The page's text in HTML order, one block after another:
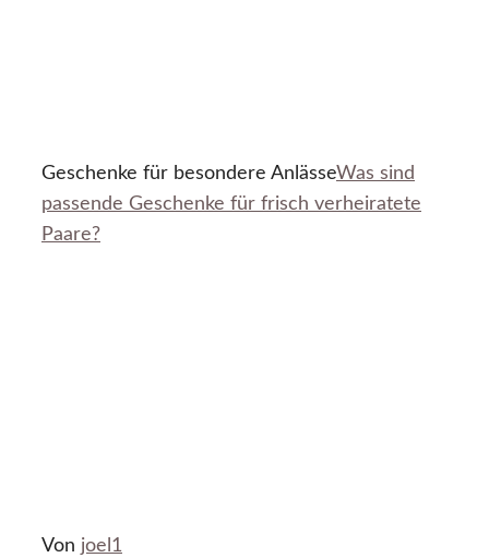
Geschenke für besondere AnlässeWas sind
passende Geschenke für frisch verheiratete
Paare?
Von joel1